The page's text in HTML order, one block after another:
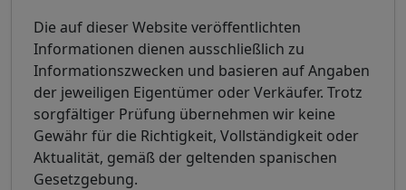
Die auf dieser Website veröffentlichten
Informationen dienen ausschließlich zu
Informationszwecken und basieren auf Angaben
der jeweiligen Eigentümer oder Verkäufer. Trotz
sorgfältiger Prüfung übernehmen wir keine
Gewähr für die Richtigkeit, Vollständigkeit oder
Aktualität, gemäß der geltenden spanischen
Gesetzgebung.